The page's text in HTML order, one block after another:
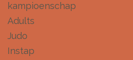
kampioenschap
Adults
Judo
Instap